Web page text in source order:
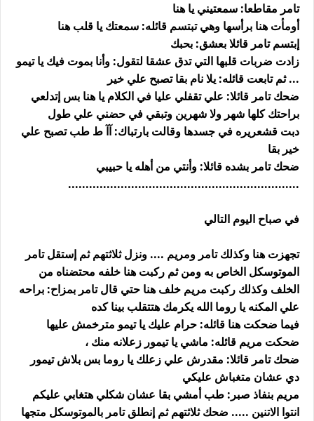
تامر مقاطعا: سمعتيني يا هنا
أومأت هنا برأسها وهي تبتسم قائله: سمعتك يا قلب هنا
إبتسم تامر قائلا بعشق: بحبك
زادت ضربات قلبها التي تدق عشقا لتقول: وأنا بموت فيك يا تيمو
... ثم تابعت قائله: يلا نام بقا تصبح علي خير
ضحك تامر قائلا: علي تقفلي عليا في الكلام يا هنا بس إتدلعي
براحتك كلها شهر ولا شهرين وتبقي في حضني علي طول
دبت قشعريره في جسدها وقالت بارتباك: آآ ط طب تصبح علي
خير بقا
ضحك تامر بشده قائلا: وأنتي من أهله يا حبيبي
..................................................................
في صباح اليوم التالي
تجهزت هنا وكذلك تامر ومريم .... ونزل ثلاثتهم ثم إستقل تامر
الموتوسكل الخاص به ومن ثم ركبت هنا خلفه محتضناه من
الخلف وكذلك ركبت مريم خلف هنا حتي قال تامر بمزاح: براحه
علي المكنه يا روما الله يكرمك هتتقلب بينا كده
فيما ضحكت هنا قائله: حرام عليك يا تيمو مترخمش عليها
ضحكت مريم قائله: ماشي يا تيمور زعلانه منك ،
ضحك تامر قائلا: مقدرش علي زعلك يا روما بس بلاش تيمور
دي عشان متغباش عليكي
مريم بنفاذ صبر: طب أمشي بقا عشان شكلي هتغابي عليكم
انتوا الاتنين ..... ضحك ثلاثتهم ثم إنطلق تامر بالموتوسكل متجها